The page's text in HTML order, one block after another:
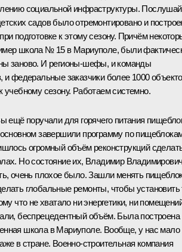
социальной инфраструктуры.
садов было отремонтировано и
подготовке к этому сезону. Причём
школа № 15 в Мариуполе, были
заново. И регионы-шефы, и команды
и федеральные заказчики более 1000
учебному сезону. Работаем системно.
ещё поручали для горячего питания
завершили программу по
огромный объём реконструкций
Но состояние их, Владимир
очень плохое было. Зашли менять
глобальные ремонты, чтобы установить
что не хватало ни энергетики, ни
беспрецедентный объём. Была построена
школа в Мариуполе. Вообще, у нас мало
в стране. Военно-строительная компания